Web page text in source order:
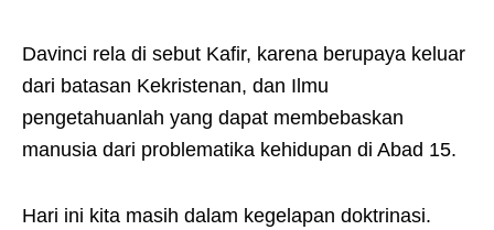
Davinci rela di sebut Kafir, karena berupaya keluar
dari batasan Kekristenan, dan Ilmu
pengetahuanlah yang dapat membebaskan
manusia dari problematika kehidupan di Abad 15.
Hari ini kita masih dalam kegelapan doktrinasi.